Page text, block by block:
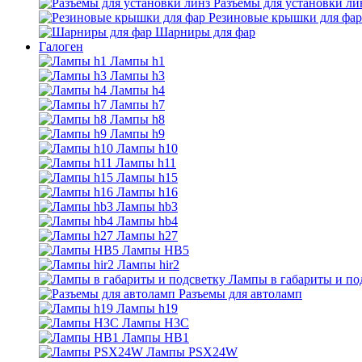
Разъемы для установки
Резиновые крышки для фар
Шарниры для фар
Галоген
Лампы h1
Лампы h3
Лампы h4
Лампы h7
Лампы h8
Лампы h9
Лампы h10
Лампы h11
Лампы h15
Лампы h16
Лампы hb3
Лампы hb4
Лампы h27
Лампы HB5
Лампы hir2
Лампы в габариты и
Разъемы для автоламп
Лампы h19
Лампы H3C
Лампы HB1
Лампы PSX24W